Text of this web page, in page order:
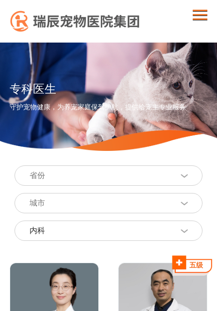
专科医生
守护宠物健康，为养宠家庭保驾护航，提供给宠主专业服务
五级